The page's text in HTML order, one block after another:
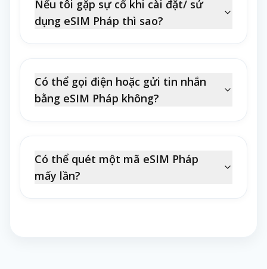
Pháp sắp tới. Đừng chần chừ nữa, hãy đặt
Nếu tôi gặp sự cố khi cài đặt/ sử
dụng eSIM Pháp thì sao?
Có thể gọi điện hoặc gửi tin nhắn
bằng eSIM Pháp không?
Có thể quét một mã eSIM Pháp
mấy lần?